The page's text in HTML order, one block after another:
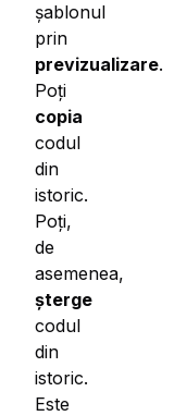
șablonul
prin
previzualizare.
Poți
copia
codul
din
istoric.
Poți,
de
asemenea,
șterge
codul
din
istoric.
Este